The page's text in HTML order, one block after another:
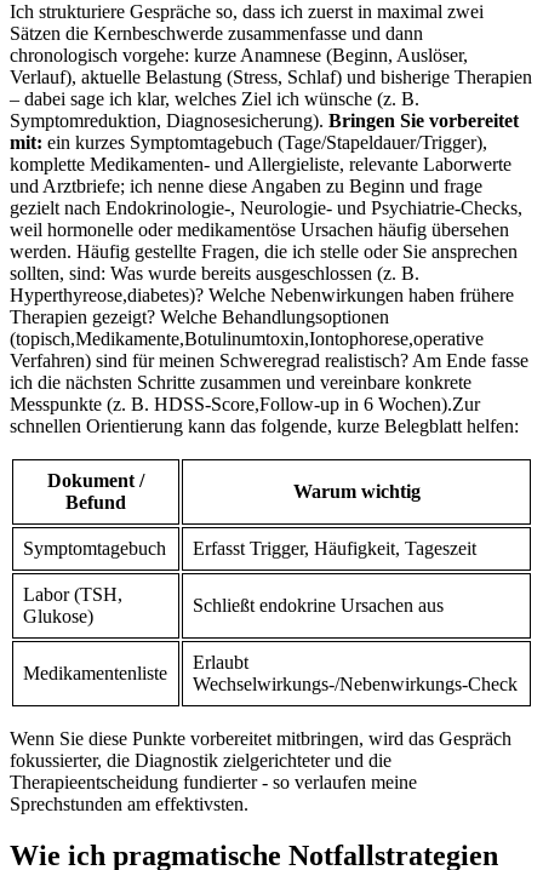
Ich strukturiere Gespräche so, dass ich zuerst in maximal zwei
Sätzen die ⁣Kernbeschwerde zusammenfasse und dann
chronologisch vorgehe: ‌kurze Anamnese (Beginn, Auslöser,‌
Verlauf),​ aktuelle Belastung (Stress, Schlaf) und bisherige Therapien
– dabei sage ich klar, welches Ziel ich wünsche (z. B.
Symptomreduktion, ⁢Diagnosesicherung). Bringen Sie vorbereitet
mit: ein kurzes Symptomtagebuch​ (Tage/Stapeldauer/Trigger),
komplette ⁣Medikamenten- und Allergieliste, relevante Laborwerte
‍und ⁢Arztbriefe; ich​ nenne diese‍ Angaben‌ zu Beginn und frage
gezielt nach Endokrinologie-, Neurologie- und Psychiatrie-Checks,
⁢weil hormonelle⁤ oder medikamentöse Ursachen häufig übersehen
werden. Häufig ⁢gestellte Fragen, die ich stelle oder Sie ansprechen
sollten, sind: Was wurde bereits ausgeschlossen (z. B.
Hyperthyreose,diabetes)? Welche Nebenwirkungen⁢ haben frühere
Therapien ​gezeigt? Welche Behandlungsoptionen
(topisch,Medikamente,Botulinumtoxin,Iontophorese,operative
Verfahren) sind für meinen Schweregrad realistisch? Am⁣ Ende fasse
ich die nächsten Schritte zusammen⁤ und vereinbare konkrete
Messpunkte (z.⁤ B. HDSS‑Score,Follow‑up in ​6 Wochen).Zur
schnellen Orientierung ⁢kann das folgende, kurze Belegblatt helfen:
Dokument /
‌Befund
Warum wichtig
Symptomtagebuch Erfasst ​Trigger, Häufigkeit, Tageszeit
Labor (TSH,
Glukose)
Schließt endokrine Ursachen​ aus
Medikamentenliste
Erlaubt‌
Wechselwirkungs‑/Nebenwirkungs‑Check
Wenn Sie‌ diese Punkte vorbereitet mitbringen, wird das Gespräch
fokussierter, die Diagnostik zielgerichteter und die
Therapieentscheidung ‌fundierter ‍- so verlaufen meine
Sprechstunden am effektivsten.
Wie⁣ ich pragmatische Notfallstrategien